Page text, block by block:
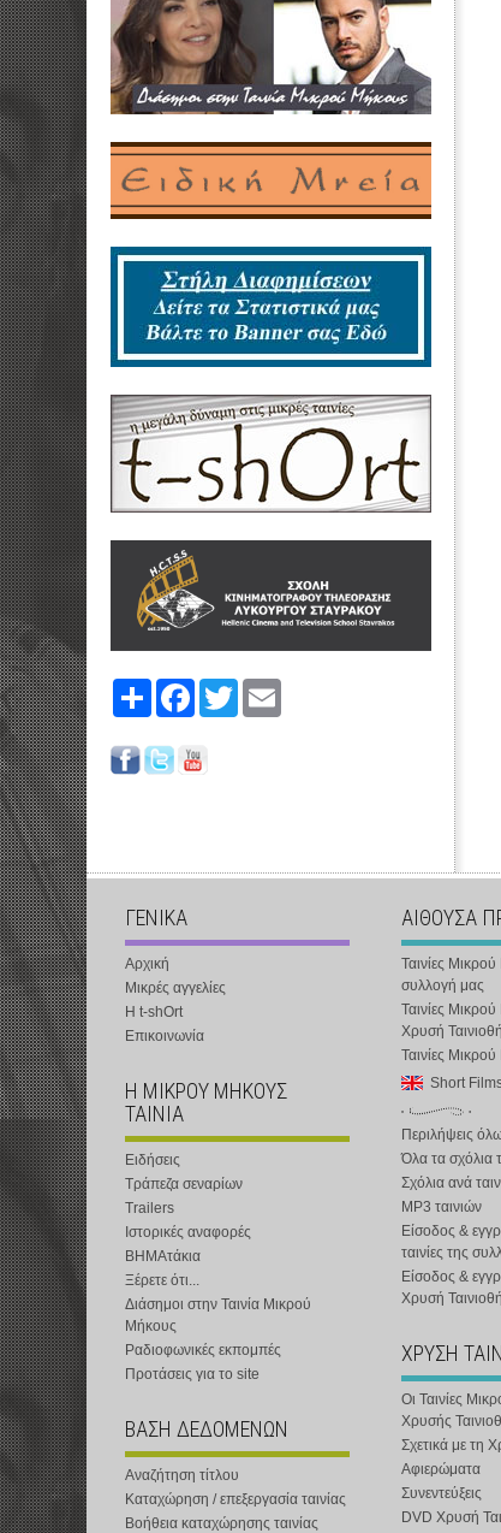
Share FacebookTwitter
ΓΕΝΙΚΑ
Αρχική
Μικρές αγγελίες
Η t-shOrt
Επικοινωνία
Η ΜΙΚΡΟΥ ΜΗΚΟΥΣ
ΤΑΙΝΙΑ
Ειδήσεις
Τράπεζα σεναρίων
Trailers
Ιστορικές αναφορές
ΒΗΜΑτάκια
Ξέρετε ότι...
Διάσημοι στην Ταινία Μικρού
Μήκους
Ραδιοφωνικές εκπομπές
Προτάσεις για το site
ΒΑΣΗ ΔΕΔΟΜΕΝΩΝ
Αναζήτηση τίτλου
Καταχώρηση / επεξεργασία ταινίας
Βοήθεια καταχώρησης ταινίας
ΑΙΘΟΥΣΑ
Ταινίες
συλλογή μας
Ταινίες
Χρυσή
Ταινίες
Short
Περιλήψεις
Όλα τα σχόλια
Σχόλια ανά
MP3 ταινιών
Είσοδος &
ταινίες της
Είσοδος &
Χρυσή
ΧΡΥΣΗ
Οι Ταινίες
Χρυσής
Σχετικά με τη
Αφιερώματα
Συνεντεύξεις
DVD Χρυσή